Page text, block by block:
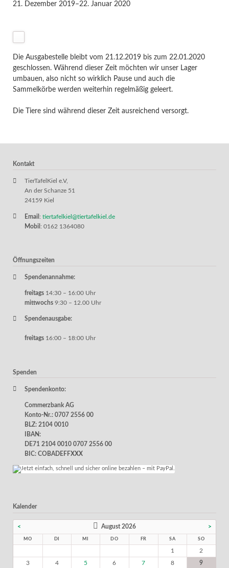
21. Dezember 2019–22. Januar 2020
Die Ausgabestelle bleibt vom 21.12.2019 bis zum 22.01.2020
geschlossen. Während dieser Zeit möchten wir unser Lager
umbauen, also nicht so wirklich Pause und auch die
Sammelkörbe werden weiterhin regelmäßig geleert.
Die Tiere sind während dieser Zeit ausreichend versorgt.
Kontakt
TierTafelKiel e.V,
An der Schanze 51
24159 Kiel
Email : tiertafelkiel@tiertafelkiel.de
Mobil : 0162 1364080
Öffnungszeiten
Spendenannahme:
freitags 14:30 – 16:00 Uhr
mittwochs 9:30 – 12.00 Uhr
Spendenausgabe:
freitags 16:00 – 18:00 Uhr
Spenden
Spendenkonto:
Commerzbank AG
Konto-Nr.: 0707 2556 00
BLZ: 2104 0010
IBAN:
DE71 2104 0010 0707 2556 00
BIC: COBADEFFXXX
Kalender
< August 2026 >
MO DI MI DO FR SA SO
1
2
3
4 5 6 7 8 9